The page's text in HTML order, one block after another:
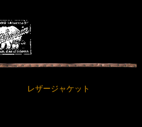
レザージャケット